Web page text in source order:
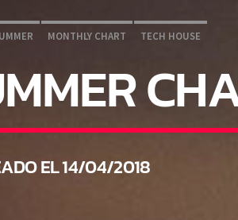
MONTHLY CHART TECH HOUSE
EL 14/04/2018